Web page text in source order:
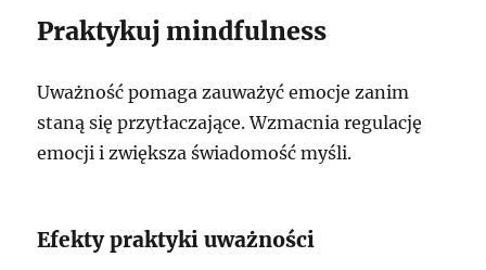
Praktykuj mindfulness
Uważność pomaga zauważyć emocje zanim
staną się przytłaczające. Wzmacnia regulację
emocji i zwiększa świadomość myśli.
Efekty praktyki uważności